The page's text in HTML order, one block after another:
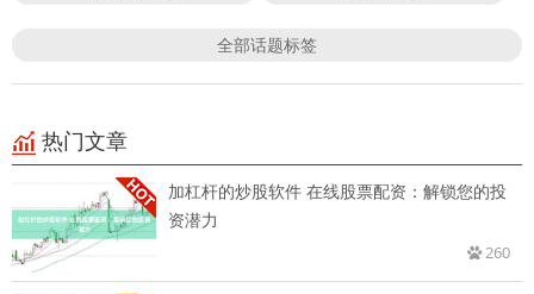
全部话题标签
热门文章
加杠杆的炒股软件 在线股票配资：解锁您的投
资潜力
260